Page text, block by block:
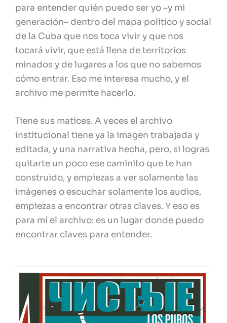
para entender quién puedo ser yo –y mi
generación– dentro del mapa político y social
de la Cuba que nos toca vivir y que nos
tocará vivir, que está llena de territorios
minados y de lugares a los que no sabemos
cómo entrar. Eso me interesa mucho, y el
archivo me permite hacerlo.
Tiene sus matices. A veces el archivo
institucional tiene ya la imagen trabajada y
editada, y una narrativa hecha, pero, si logras
quitarte un poco ese caminito que te han
construido, y empiezas a ver solamente las
imágenes o escuchar solamente los audios,
empiezas a encontrar otras claves. Y eso es
para mí el archivo: es un lugar donde puedo
encontrar claves para entender.